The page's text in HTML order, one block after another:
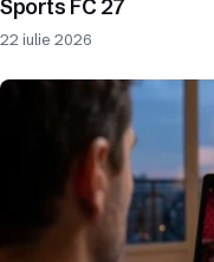
Sports FC 27
22 iulie 2026